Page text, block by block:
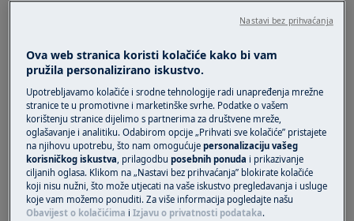
Oštećen je zaslon perilice suđa
Odnosi se na:
integriranu perilicu suđa
samostojeću perilicu suđa
Rješenje:
1. Obratite se ovlaštenom servisnom centru
Ako se ošteti zaslon perilice posuđa, za zamjenu
kontaktirajte naš pozivni centar 01/6323-338
Ova web stranica koristi kolačiće kako bi vam
pružila personalizirano iskustvo.
Upotrebljavamo kolačiće i srodne tehnologije radi unapređenja mrežne
stranice te u promotivne i marketinške svrhe. Podatke o vašem
korištenju stranice dijelimo s partnerima za društvene mreže,
oglašavanje i analitiku. Odabirom opcije „Prihvati sve kolačiće” pristajete
na njihovu upotrebu, što nam omogućujepersonalizaciju vašeg
korisničkog iskustva , prilagodbuposebnih ponuda i prikazivanje
ciljanih oglasa. Klikom na „Nastavi bez prihvaćanja” blokirate kolačiće
koji nisu nužni, što može utjecati na vaše iskustvo pregledavanja i usluge
koje vam možemo ponuditi. Za više informacija pogledajte našu
Obavijest o kolačićima iIzjavu o privatnosti podataka.
Nastavi bez prihvaćanja